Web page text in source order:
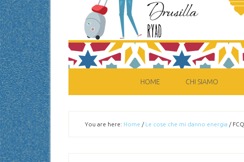
HOME CHI SIAMO
You are here: Home / Le cose che mi danno energia /